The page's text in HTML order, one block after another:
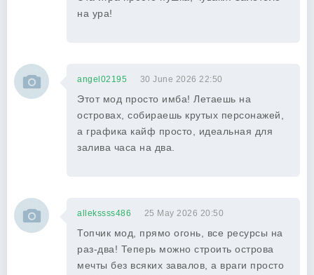
на ура!
angel02195 30 June 2026 22:50
Этот мод просто имба! Летаешь на
островах, собираешь крутых персонажей,
а графика кайф просто, идеальная для
залива часа на два.
allekssss486 25 May 2026 20:50
Топчик мод, прямо огонь, все ресурсы на
раз-два! Теперь можно строить острова
мечты без всяких завалов, а враги просто